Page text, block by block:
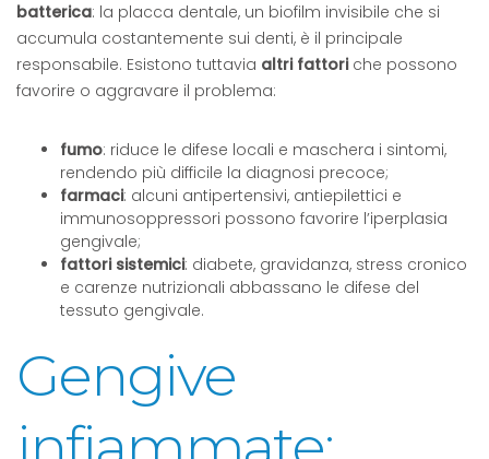
batterica: la placca dentale, un biofilm invisibile che si
accumula costantemente sui denti, è il principale
responsabile. Esistono tuttavia altri fattoriche possono
favorire o aggravare il problema:
fumo: riduce le difese locali e maschera i sintomi,
rendendo più difficile la diagnosi precoce;
farmaci: alcuni antipertensivi, antiepilettici e
immunosoppressori possono favorire l’iperplasia
gengivale;
fattori sistemici: diabete, gravidanza, stress cronico
e carenze nutrizionali abbassano le difese del
tessuto gengivale.
Gengive